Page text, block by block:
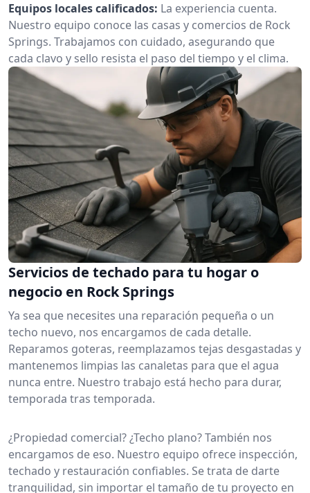
Equipos locales calificados: La experiencia cuenta.
Nuestro equipo conoce las casas y comercios de Rock
Springs. Trabajamos con cuidado, asegurando que
cada clavo y sello resista el paso del tiempo y el clima.
Servicios de techado para tu hogar o
negocio en Rock Springs
Ya sea que necesites una reparación pequeña o un
techo nuevo, nos encargamos de cada detalle.
Reparamos goteras, reemplazamos tejas desgastadas y
mantenemos limpias las canaletas para que el agua
nunca entre. Nuestro trabajo está hecho para durar,
temporada tras temporada.
¿Propiedad comercial? ¿Techo plano? También nos
encargamos de eso. Nuestro equipo ofrece inspección,
techado y restauración confiables. Se trata de darte
tranquilidad, sin importar el tamaño de tu proyecto en